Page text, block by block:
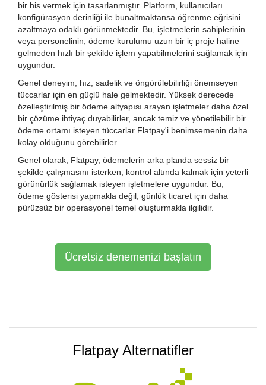
bir his vermek için tasarlanmıştır. Platform, kullanıcıları
konfigürasyon derinliği ile bunaltmaktansa öğrenme eğrisini
azaltmaya odaklı görünmektedir. Bu, işletmelerin sahiplerinin
veya personelinin, ödeme kurulumu uzun bir iç proje haline
gelmeden hızlı bir şekilde işlem yapabilmelerini sağlamak için
uygundur.
Genel deneyim, hız, sadelik ve öngörülebilirliği önemseyen
tüccarlar için en güçlü hale gelmektedir. Yüksek derecede
özelleştirilmiş bir ödeme altyapısı arayan işletmeler daha özel
bir çözüme ihtiyaç duyabilirler, ancak temiz ve yönetilebilir bir
ödeme ortamı isteyen tüccarlar Flatpay'i benimsemenin daha
kolay olduğunu görebilirler.
Genel olarak, Flatpay, ödemelerin arka planda sessiz bir
şekilde çalışmasını isterken, kontrol altında kalmak için yeterli
görünürlük sağlamak isteyen işletmelere uygundur. Bu,
ödeme gösterisi yapmakla değil, günlük ticaret için daha
pürüzsüz bir operasyonel temel oluşturmakla ilgilidir.
Ücretsiz denemenizi başlatın
Flatpay Alternatifler